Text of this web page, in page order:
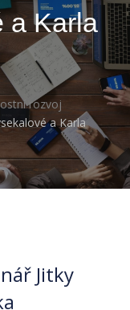
a Karla
rozvoj
a Karla
Jitky